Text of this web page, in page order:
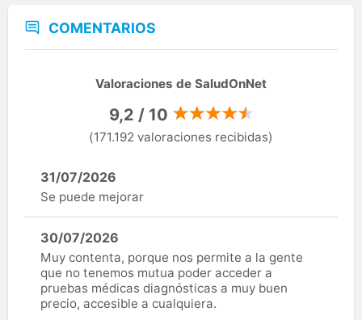
COMENTARIOS
Valoraciones de SaludOnNet
9,2 / 10
(171.192 valoraciones recibidas)
31/07/2026
Se puede mejorar
30/07/2026
Muy contenta, porque nos permite a la gente
que no tenemos mutua poder acceder a
pruebas médicas diagnósticas a muy buen
precio, accesible a cualquiera.